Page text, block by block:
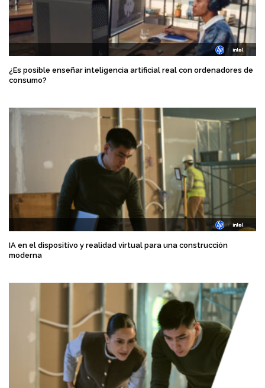
¿Es posible enseñar inteligencia artificial real con ordenadores de
consumo?
IA en el dispositivo y realidad virtual para una construcción
moderna